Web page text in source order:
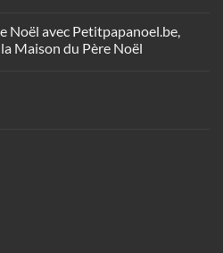
Noël avec Petitpapanoel.be,
Maison du Père Noël